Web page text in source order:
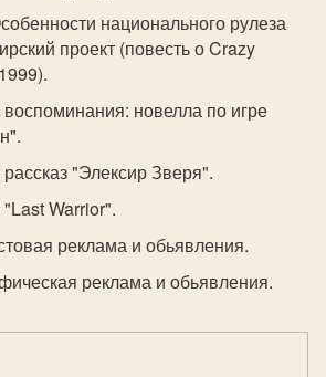
национального рулеза
проект (повесть о Crazy
воспоминания: новелла по игре
рассказ "Элексир Зверя".
"Last Warrior".
реклама и обьявления.
реклама и обьявления.